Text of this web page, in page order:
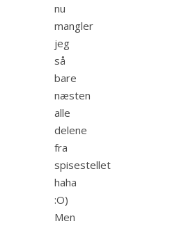
nu
mangler
jeg
så
bare
næsten
alle
delene
fra
spisestellet
haha
:O)
Men